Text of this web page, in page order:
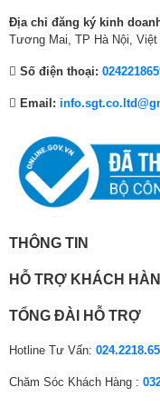
Tiện ích thông minh
khác
CỔNG KẾT NỐI
Kết nối Internet
Kết nối không dây
USB
Cổng nhận hình
0
₫
Địa chỉ đăng ký kinh
Tương Mai, TP Hà Nội, Việt
Số điện thoại:
Email:
THÔNG TIN
HỖ TRỢ KHÁCH
TỔNG ĐÀI HỖ TRỢ
Hotline Tư Vấn:
Chăm Sóc Khách Hàng :